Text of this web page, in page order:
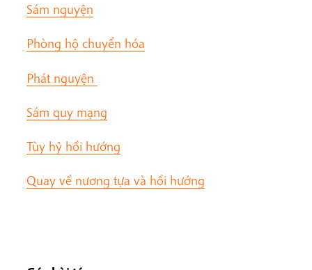
Sám nguyện
Phòng hộ chuyển hóa
Phát nguyện
Sám quy mạng
Tùy hỷ hồi hướng
Quay về nương tựa và hồi hướng